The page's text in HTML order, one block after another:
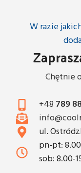
W razie
Chętnie
+48 789
ul.
pn-pt:
sob: 8.00-